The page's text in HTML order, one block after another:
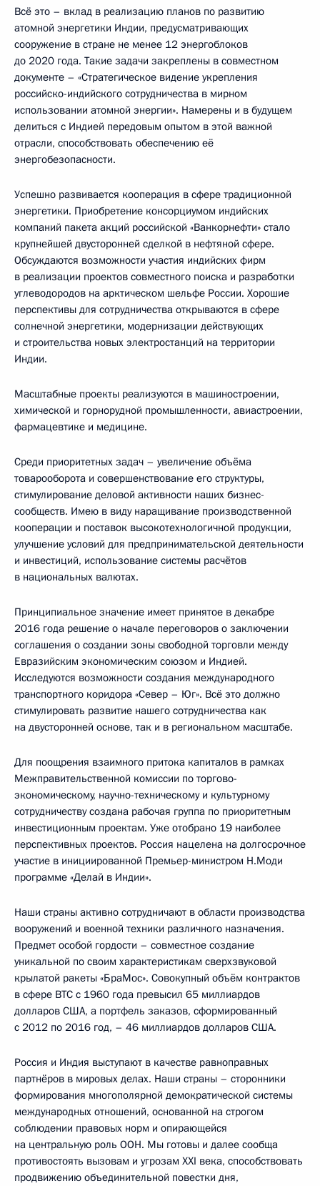
Всё это – вклад в реализацию планов по развитию
атомной энергетики Индии, предусматривающих
сооружение в стране не менее 12 энергоблоков
до 2020 года. Такие задачи закреплены в совместном
документе – «Стратегическое видение укрепления
российско-индийского сотрудничества в мирном
использовании атомной энергии». Намерены и в будущем
делиться с Индией передовым опытом в этой важной
отрасли, способствовать обеспечению её
энергобезопасности.
Успешно развивается кооперация в сфере традиционной
энергетики. Приобретение консорциумом индийских
компаний пакета акций российской «Ванкорнефти» стало
крупнейшей двусторонней сделкой в нефтяной сфере.
Обсуждаются возможности участия индийских фирм
в реализации проектов совместного поиска и разработки
углеводородов на арктическом шельфе России. Хорошие
перспективы для сотрудничества открываются в сфере
солнечной энергетики, модернизации действующих
и строительства новых электростанций на территории
Индии.
Масштабные проекты реализуются в машиностроении,
химической и горнорудной промышленности, авиастроении,
фармацевтике и медицине.
Среди приоритетных задач – увеличение объёма
товарооборота и совершенствование его структуры,
стимулирование деловой активности наших бизнес-
сообществ. Имею в виду наращивание производственной
кооперации и поставок высокотехнологичной продукции,
улучшение условий для предпринимательской деятельности
и инвестиций, использование системы расчётов
в национальных валютах.
Принципиальное значение имеет принятое в декабре
2016 года решение о начале переговоров о заключении
соглашения о создании зоны свободной торговли между
Евразийским экономическим союзом и Индией.
Исследуются возможности создания международного
транспортного коридора «Север – Юг». Всё это должно
стимулировать развитие нашего сотрудничества как
на двусторонней основе, так и в региональном масштабе.
Для поощрения взаимного притока капиталов в рамках
Межправительственной комиссии по торгово-
экономическому, научно-техническому и культурному
сотрудничеству создана рабочая группа по приоритетным
инвестиционным проектам. Уже отобрано 19 наиболее
перспективных проектов. Россия нацелена на долгосрочное
участие в инициированной Премьер-министром Н.Моди
программе «Делай в Индии».
Наши страны активно сотрудничают в области производства
вооружений и военной техники различного назначения.
Предмет особой гордости – совместное создание
уникальной по своим характеристикам сверхзвуковой
крылатой ракеты «БраМос». Совокупный объём контрактов
в сфере ВТС с 1960 года превысил 65 миллиардов
долларов США, а портфель заказов, сформированный
с 2012 по 2016 год, – 46 миллиардов долларов США.
Россия и Индия выступают в качестве равноправных
партнёров в мировых делах. Наши страны – сторонники
формирования многополярной демократической системы
международных отношений, основанной на строгом
соблюдении правовых норм и опирающейся
на центральную роль ООН. Мы готовы и далее сообща
противостоять вызовам и угрозам XXI века, способствовать
продвижению объединительной повестки дня,